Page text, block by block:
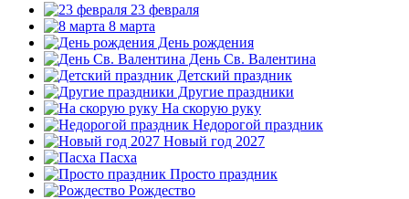
23 февраля
8 марта
День рождения
День Св. Валентина
Детский праздник
Другие праздники
На скорую руку
Недорогой праздник
Новый год 2027
Пасха
Просто праздник
Рождество